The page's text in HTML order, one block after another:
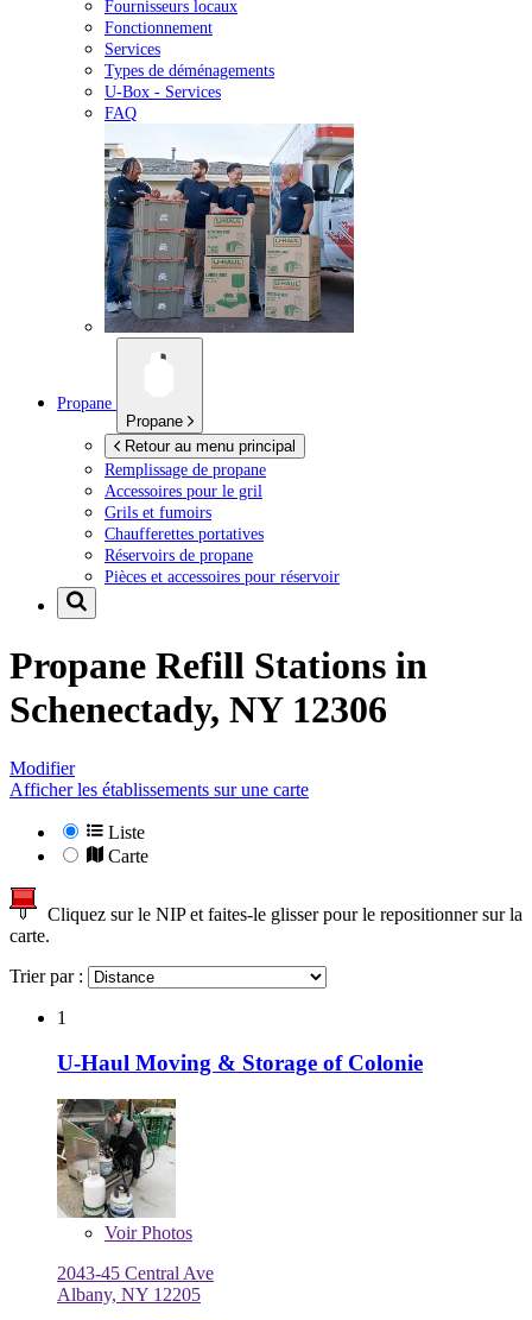
Fournisseurs locaux
Fonctionnement
Services
Types de déménagements
U-Box - Services
FAQ
Propane
Propane
Retour au menu principal
Remplissage de propane
Accessoires pour le gril
Grils et fumoirs
Chaufferettes portatives
Réservoirs de propane
Pièces et accessoires pour réservoir
Propane Refill Stations in
Schenectady, NY 12306
Modifier
Afficher les établissements sur une carte
Liste
Carte
Cliquez sur le NIP et faites-le glisser pour le repositionner sur la
carte.
Trier par :
1
U-Haul Moving & Storage of Colonie
VoirPhotos
2043-45 Central Ave
Albany, NY 12205